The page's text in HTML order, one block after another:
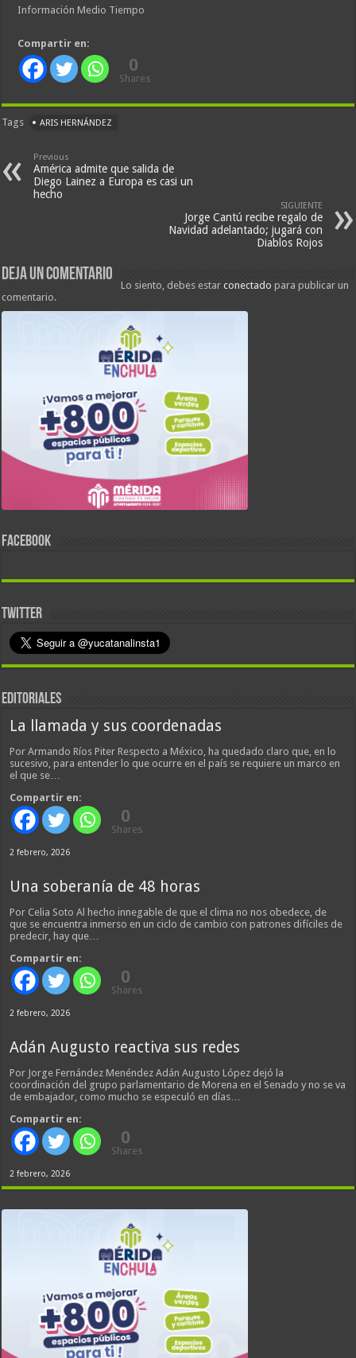
Información Medio Tiempo
Compartir en:
0
Shares
Tags ARIS HERNÁNDEZ
Previous
América admite que salida de
Diego Lainez a Europa es casi un
hecho
SIGUIENTE
Jorge Cantú recibe regalo de
Navidad adelantado; jugará con
Diablos Rojos
Deja un comentario
Lo siento, debes estarconectado para publicar un
comentario.
FACEBOOK
TWITTER
EDITORIALES
La llamada y sus coordenadas
Por Armando Ríos Piter Respecto a México, ha quedado claro que, en lo
sucesivo, para entender lo que ocurre en el país se requiere un marco en
el que se…
Compartir en:
0
Shares
2 febrero, 2026
Una soberanía de 48 horas
Por Celia Soto Al hecho innegable de que el clima no nos obedece, de
que se encuentra inmerso en un ciclo de cambio con patrones difíciles de
predecir, hay que…
Compartir en:
0
Shares
2 febrero, 2026
Adán Augusto reactiva sus redes
Por Jorge Fernández Menéndez Adán Augusto López dejó la
coordinación del grupo parlamentario de Morena en el Senado y no se va
de embajador, como mucho se especuló en días…
Compartir en:
0
Shares
2 febrero, 2026